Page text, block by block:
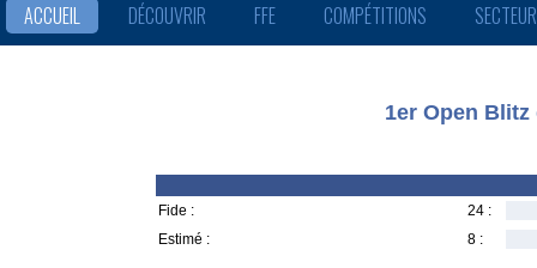
ACCUEIL DÉCOUVRIR FFE COMPÉTITIONS
1er Open
Fide :
24 :
Estimé :
8 :